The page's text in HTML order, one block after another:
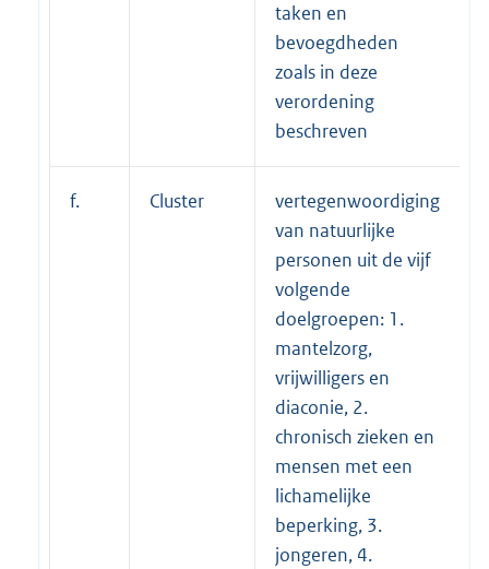
taken en
bevoegdheden
zoals in deze
verordening
beschreven
f. Cluster
vertegenwoordiging
van natuurlijke
personen uit de vijf
volgende
doelgroepen: 1.
mantelzorg,
vrijwilligers en
diaconie, 2.
chronisch zieken en
mensen met een
lichamelijke
beperking, 3.
jongeren, 4.